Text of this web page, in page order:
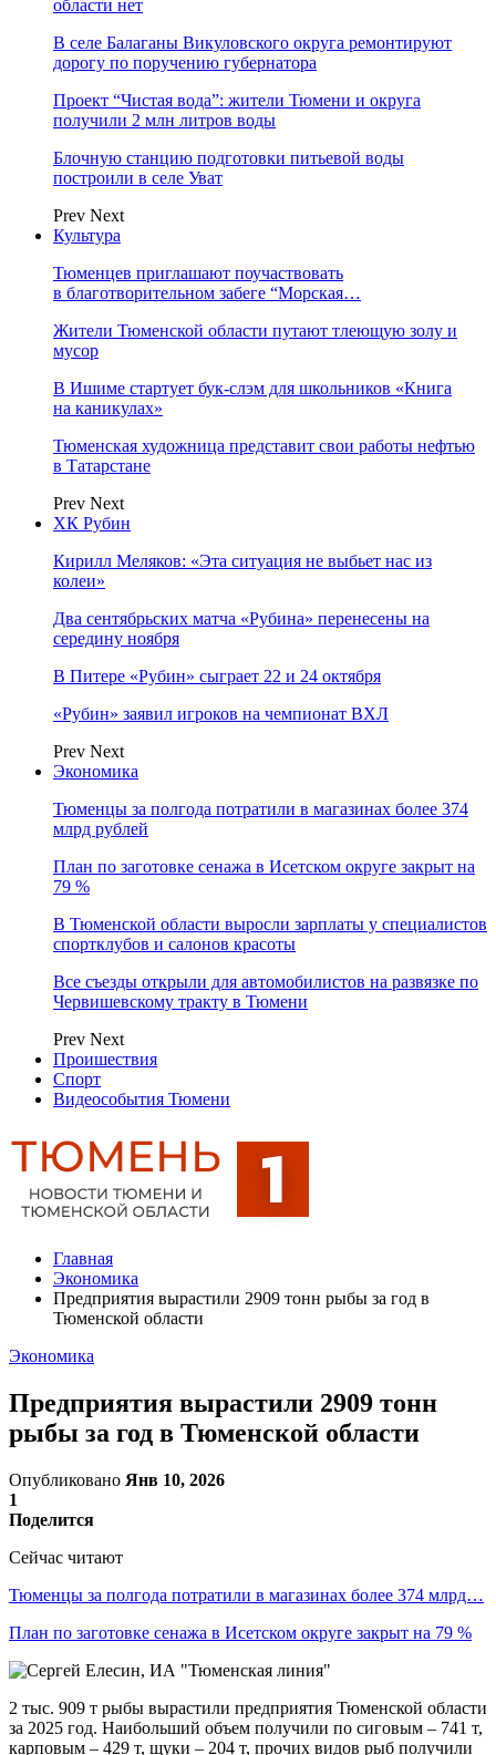
области нет
В селе Балаганы Викуловского округа ремонтируют
дорогу по поручению губернатора
Проект “Чистая вода”: жители Тюмени и округа
получили 2 млн литров воды
Блочную станцию подготовки питьевой воды
построили в селе Уват
Prev Next
Культура
Тюменцев приглашают поучаствовать
в благотворительном забеге “Морская…
Жители Тюменской области путают тлеющую золу и
мусор
В Ишиме стартует бук-слэм для школьников «Книга
на каникулах»
Тюменская художница представит свои работы нефтью
в Татарстане
Prev Next
ХК Рубин
Кирилл Меляков: «Эта ситуация не выбьет нас из
колеи»
Два сентябрьских матча «Рубина» перенесены на
середину ноября
В Питере «Рубин» сыграет 22 и 24 октября
«Рубин» заявил игроков на чемпионат ВХЛ
Prev Next
Экономика
Тюменцы за полгода потратили в магазинах более 374
млрд рублей
План по заготовке сенажа в Исетском округе закрыт на
79 %
В Тюменской области выросли зарплаты у специалистов
спортклубов и салонов красоты
Все съезды открыли для автомобилистов на развязке по
Червишевскому тракту в Тюмени
Prev Next
Проишествия
Спорт
Видеособытия Тюмени
Главная
Экономика
Предприятия вырастили 2909 тонн рыбы за год в
Тюменской области
Экономика
Предприятия вырастили 2909 тонн
рыбы за год в Тюменской области
Опубликовано Янв 10, 2026
1
Поделится
Сейчас читают
Тюменцы за полгода потратили в магазинах более 374 млрд…
План по заготовке сенажа в Исетском округе закрыт на 79 %
2 тыс. 909 т рыбы вырастили предприятия Тюменской области
за 2025 год. Наибольший объем получили по сиговым – 741 т,
карповым – 429 т, щуки – 204 т, прочих видов рыб получили